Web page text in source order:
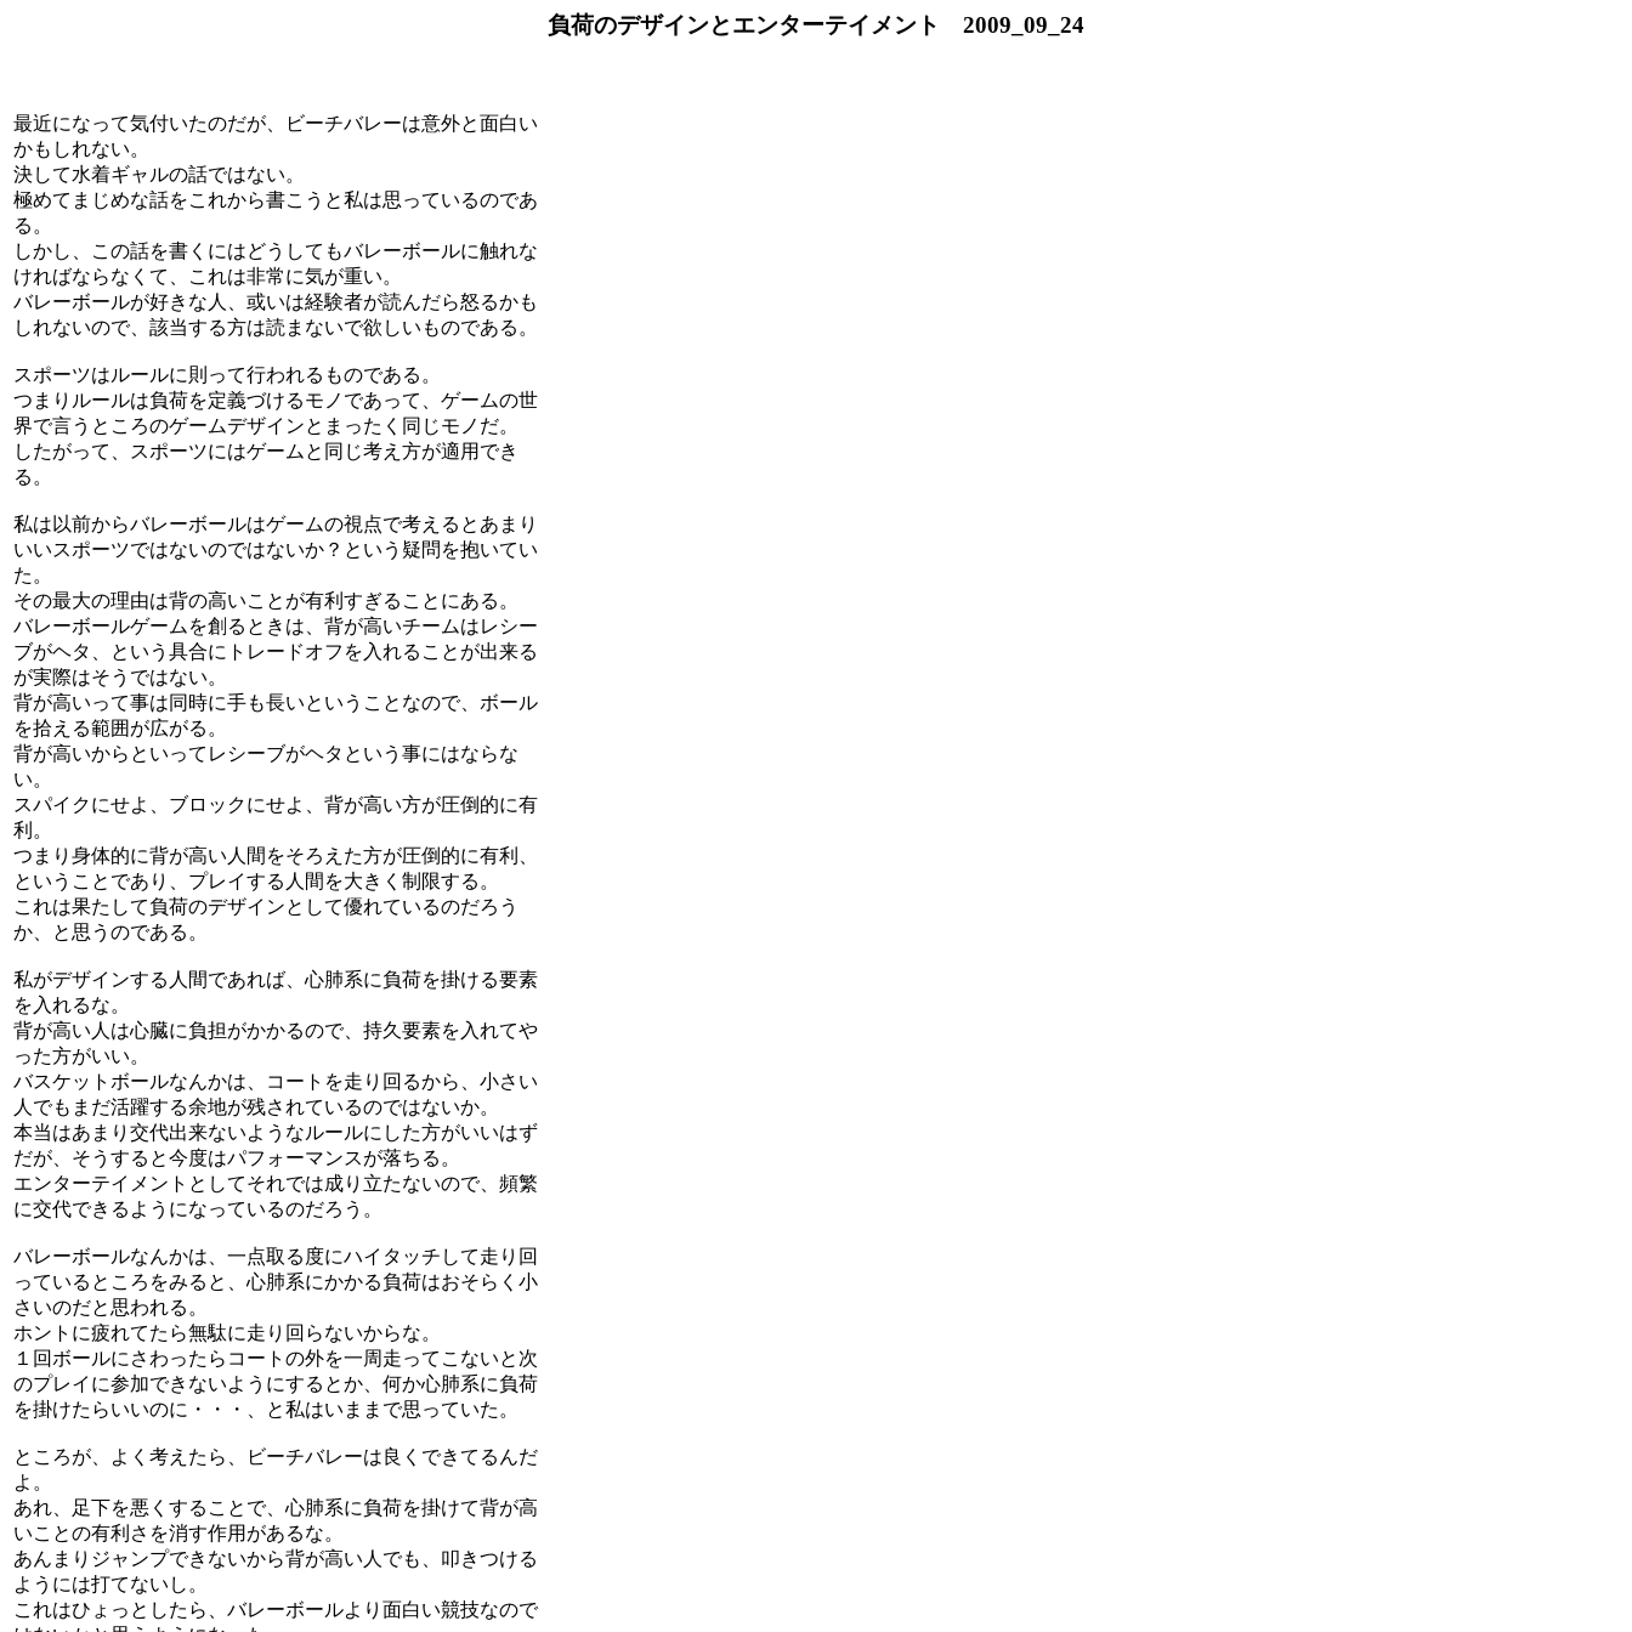
負荷のデザインとエンターテイメント 2009_09_24
最近になって気付いたのだが、ビーチバレーは意外と面白い
かもしれない。
決して水着ギャルの話ではない。
極めてまじめな話をこれから書こうと私は思っているのであ
る。
しかし、この話を書くにはどうしてもバレーボールに触れな
ければならなくて、これは非常に気が重い。
バレーボールが好きな人、或いは経験者が読んだら怒るかも
しれないので、該当する方は読まないで欲しいものである。
スポーツはルールに則って行われるものである。
つまりルールは負荷を定義づけるモノであって、ゲームの世
界で言うところのゲームデザインとまったく同じモノだ。
したがって、スポーツにはゲームと同じ考え方が適用でき
る。
私は以前からバレーボールはゲームの視点で考えるとあまり
いいスポーツではないのではないか？という疑問を抱いてい
た。
その最大の理由は背の高いことが有利すぎることにある。
バレーボールゲームを創るときは、背が高いチームはレシー
ブがヘタ、という具合にトレードオフを入れることが出来る
が実際はそうではない。
背が高いって事は同時に手も長いということなので、ボール
を拾える範囲が広がる。
背が高いからといってレシーブがヘタという事にはならな
い。
スパイクにせよ、ブロックにせよ、背が高い方が圧倒的に有
利。
つまり身体的に背が高い人間をそろえた方が圧倒的に有利、
ということであり、プレイする人間を大きく制限する。
これは果たして負荷のデザインとして優れているのだろう
か、と思うのである。
私がデザインする人間であれば、心肺系に負荷を掛ける要素
を入れるな。
背が高い人は心臓に負担がかかるので、持久要素を入れてや
った方がいい。
バスケットボールなんかは、コートを走り回るから、小さい
人でもまだ活躍する余地が残されているのではないか。
本当はあまり交代出来ないようなルールにした方がいいはず
だが、そうすると今度はパフォーマンスが落ちる。
エンターテイメントとしてそれでは成り立たないので、頻繁
に交代できるようになっているのだろう。
バレーボールなんかは、一点取る度にハイタッチして走り回
っているところをみると、心肺系にかかる負荷はおそらく小
さいのだと思われる。
ホントに疲れてたら無駄に走り回らないからな。
１回ボールにさわったらコートの外を一周走ってこないと次
のプレイに参加できないようにするとか、何か心肺系に負荷
を掛けたらいいのに・・・、と私はいままで思っていた。
ところが、よく考えたら、ビーチバレーは良くできてるんだ
よ。
あれ、足下を悪くすることで、心肺系に負荷を掛けて背が高
いことの有利さを消す作用があるな。
あんまりジャンプできないから背が高い人でも、叩きつける
ようには打てないし。
これはひょっとしたら、バレーボールより面白い競技なので